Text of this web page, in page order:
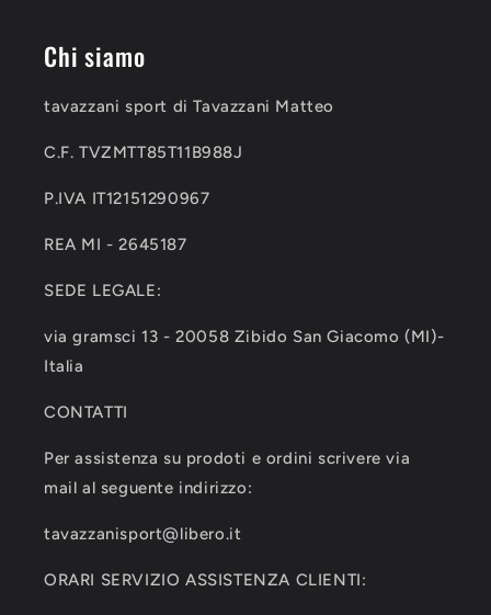
Chi siamo
tavazzani sport di Tavazzani Matteo
C.F. TVZMTT85T11B988J
P.IVA IT12151290967
REA MI - 2645187
SEDE LEGALE:
via gramsci 13 - 20058 Zibido San Giacomo (MI)-
Italia
CONTATTI
Per assistenza su prodoti e ordini scrivere via
mail al seguente indirizzo:
tavazzanisport@libero.it
ORARI SERVIZIO ASSISTENZA CLIENTI: